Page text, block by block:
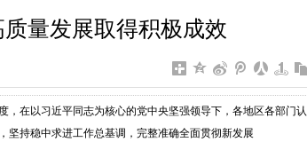
量发展取得积极成效
，在以习近平同志为核心的党中央坚强领导下，各地区各部门认
坚持稳中求进工作总基调，完整准确全面贯彻新发展